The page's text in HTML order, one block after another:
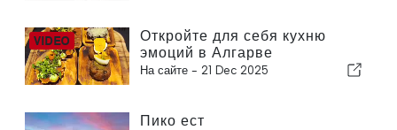
Откройте для себя кухню
эмоций в Алгарве
На сайте - 21 Dec 2025
Пико ест